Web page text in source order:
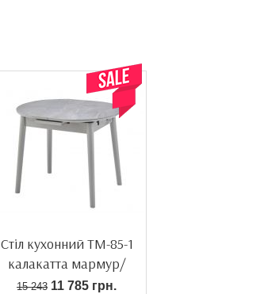
Стіл кухонний TM-85-1
калакатта мармур/
сірий
15 243 11 785 грн.